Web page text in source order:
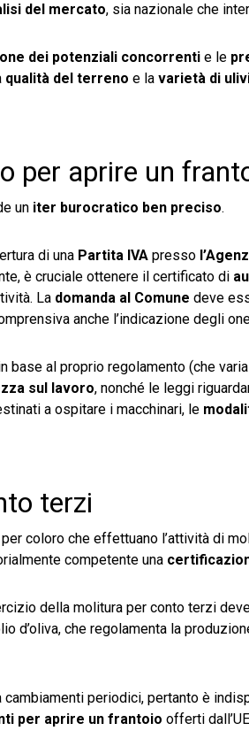
del mercato, sia nazionale che
dei potenziali concorrenti e le
qualità del terreno e la varietà di
per aprire un
un iter burocratico ben preciso.
di una Partita IVA presso
è cruciale ottenere il certificato di
La domanda al Comune deve
anche l’indicazione degli
base al proprio regolamento (che
sul lavoro, nonché le leggi
a ospitare i macchinari, le
terzi
per coloro che effettuano l’attività di
competente una
della molitura per conto terzi
d’oliva, che regolamenta la
periodici, pertanto è
per aprire un frantoio offerti